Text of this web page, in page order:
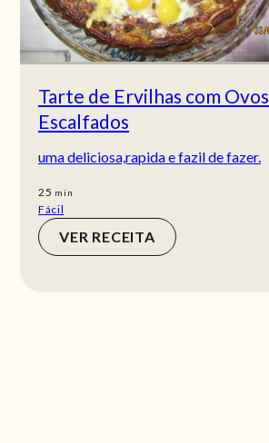
Tarte de Ervilhas com Ovos
Escalfados
uma deliciosa,rapida e fazil de fazer.
25 min
min
Fácil
VER RECEITA